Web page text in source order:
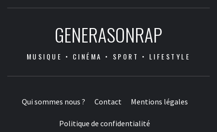
GENERASONRAP
MUSIQUE • CINÉMA • SPORT • LIFESTYLE
Qui sommes nous ? Contact Mentions légales
Politique de confidentialité